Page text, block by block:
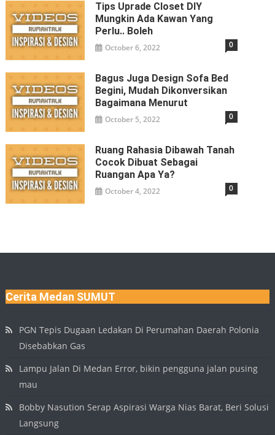
Tips Uprade Closet DIY
Mungkin Ada Kawan Yang
Perlu.. Boleh
October 6, 2022 0
Bagus Juga Design Sofa Bed
Begini, Mudah Dikonversikan
Bagaimana Menurut
October 5, 2022 0
Ruang Rahasia Dibawah Tanah
Cocok Dibuat Sebagai
Ruangan Apa Ya?
October 4, 2022 0
Cerita Medan SUMUT
PGN Tepis Dugaan Ledakan Di Perumahan Daerah Polonia
Disebabkan Gas
Lampu Jalan Di Medan Error, bikin pengguna jalan pusing
mau
Bobby Nasution Serap Aspirasi Warga Nias Barat, Beri Solusi
Langsung